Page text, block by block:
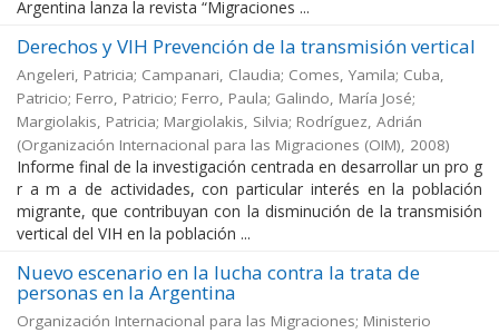
Argentina lanza la revista “Migraciones ...
Derechos y VIH Prevención de la transmisión vertical
Angeleri, Patricia; Campanari, Claudia; Comes, Yamila; Cuba,
Patricio; Ferro, Patricio; Ferro, Paula; Galindo, María José;
Margiolakis, Patricia; Margiolakis, Silvia; Rodríguez, Adrián
(Organización Internacional para las Migraciones (OIM), 2008)
Informe final de la investigación centrada en desarrollar un pro g
r a m a de actividades, con particular interés en la población
migrante, que contribuyan con la disminución de la transmisión
vertical del VIH en la población ...
Nuevo escenario en la lucha contra la trata de
personas en la Argentina
Organización Internacional para las Migraciones; Ministerio